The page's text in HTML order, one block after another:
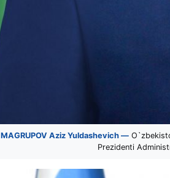
MAGRUPOV Aziz Yuldashevich —
Prezidenti